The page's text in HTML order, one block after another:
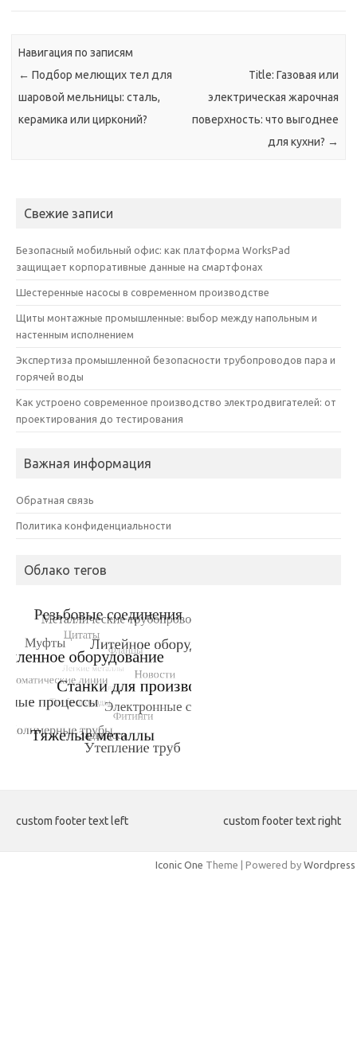
Навигация по записям
← Подбор мелющих тел для
шаровой мельницы: сталь,
керамика или цирконий?
Title: Газовая или
электрическая жарочная
поверхность: что выгоднее
для кухни? →
Свежие записи
Безопасный мобильный офис: как платформа WorksPad
защищает корпоративные данные на смартфонах
Шестеренные насосы в современном производстве
Щиты монтажные промышленные: выбор между напольным и
настенным исполнением
Экспертиза промышленной безопасности трубопроводов пара и
горячей воды
Как устроено современное производство электродвигателей: от
проектирования до тестирования
Важная информация
Обратная связь
Политика конфиденциальности
Облако тегов
custom footer text left custom footer text right
Iconic One Theme | Powered by Wordpress